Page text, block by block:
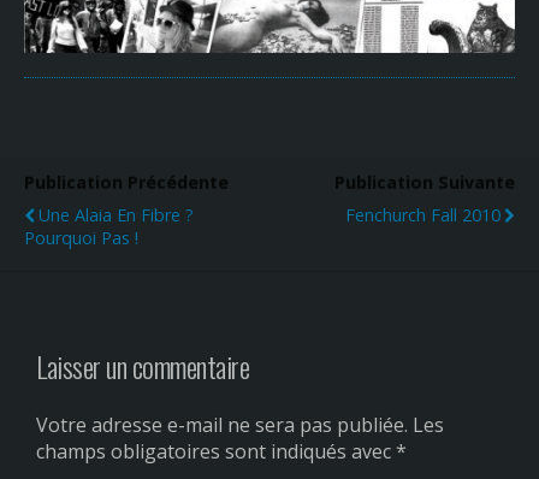
Publication Précédente
Une Alaia En Fibre ?
Pourquoi Pas !
Publication Suivante
Fenchurch Fall 2010
Laisser un commentaire
Votre adresse e-mail ne sera pas publiée. Les
champs obligatoires sont indiqués avec*